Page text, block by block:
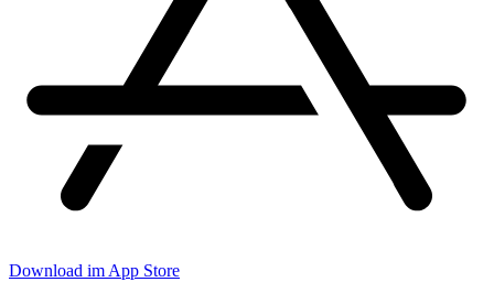
Download im App Store